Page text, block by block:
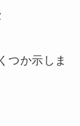
つか示しま